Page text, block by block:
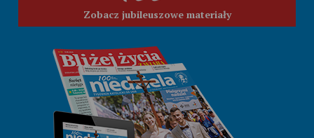
Zobacz jubileuszowe materiały